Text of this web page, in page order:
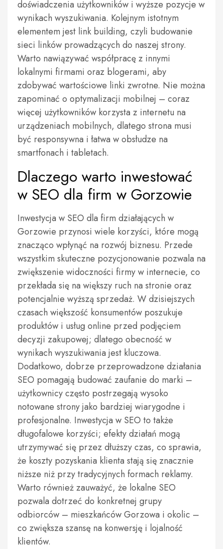
doświadczenia użytkowników i wyższe pozycje w
wynikach wyszukiwania. Kolejnym istotnym
elementem jest link building, czyli budowanie
sieci linków prowadzących do naszej strony.
Warto nawiązywać współpracę z innymi
lokalnymi firmami oraz blogerami, aby
zdobywać wartościowe linki zwrotne. Nie można
zapominać o optymalizacji mobilnej – coraz
więcej użytkowników korzysta z internetu na
urządzeniach mobilnych, dlatego strona musi
być responsywna i łatwa w obsłudze na
smartfonach i tabletach.
Dlaczego warto inwestować
w SEO dla firm w Gorzowie
Inwestycja w SEO dla firm działających w
Gorzowie przynosi wiele korzyści, które mogą
znacząco wpłynąć na rozwój biznesu. Przede
wszystkim skuteczne pozycjonowanie pozwala na
zwiększenie widoczności firmy w internecie, co
przekłada się na większy ruch na stronie oraz
potencjalnie wyższą sprzedaż. W dzisiejszych
czasach większość konsumentów poszukuje
produktów i usług online przed podjęciem
decyzji zakupowej; dlatego obecność w
wynikach wyszukiwania jest kluczowa.
Dodatkowo, dobrze przeprowadzone działania
SEO pomagają budować zaufanie do marki –
użytkownicy często postrzegają wysoko
notowane strony jako bardziej wiarygodne i
profesjonalne. Inwestycja w SEO to także
długofalowe korzyści; efekty działań mogą
utrzymywać się przez dłuższy czas, co sprawia,
że koszty pozyskania klienta stają się znacznie
niższe niż przy tradycyjnych formach reklamy.
Warto również zauważyć, że lokalne SEO
pozwala dotrzeć do konkretnej grupy
odbiorców – mieszkańców Gorzowa i okolic –
co zwiększa szansę na konwersję i lojalność
klientów.